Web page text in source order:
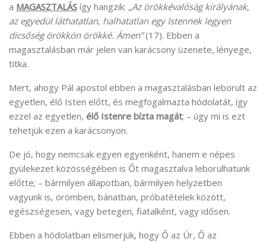
a MAGASZTALÁS így hangzik: „Az örökkévalóság királyának,
az egyedül láthatatlan, halhatatlan egy Istennek legyen
dicsőség örökkön örökké. Ámen”(17). Ebben a
magasztalásban már jelen van karácsony üzenete, lényege,
titka.
Mert, ahogy Pál apostol ebben a magasztalásban leborult az
egyetlen, élő Isten előtt, és megfogalmazta hódolatát, így
ezzel az egyetlen, élő Istenre bízta magát; – úgy mi is ezt
tehetjük ezen a karácsonyon.
De jó, hogy nemcsak egyen egyenként, hanem e népes
gyülekezet közösségében is Őt magasztalva leborulhatunk
előtte; – bármilyen állapotban, bármilyen helyzetben
vagyunk is, örömben, bánatban, próbatételek között,
egészségesen, vagy betegen, fiatalként, vagy idősen.
Ebben a hódolatban elismerjük, hogy Ő az Úr, Ő az